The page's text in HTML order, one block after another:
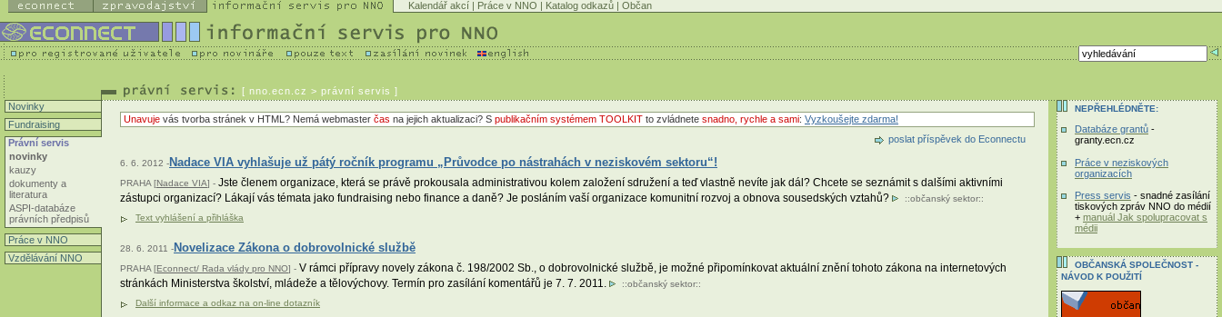
Kalendář akcí | Práce v NNO | Katalog odkazů | Občan
[ nno.ecn.cz > právní servis ]
Novinky
Fundraising
Právní servis
novinky
kauzy
dokumenty a
literatura
ASPI-databáze
právních předpisů
Práce v NNO
Vzdělávání NNO
Unavuje vás tvorba stránek v HTML? Nemá webmaster čas na jejich aktualizaci? S publikačním systémem TOOLKIT to zvládnete snadno, rychle a sami: Vyzkoušejte zdarma!
poslat příspěvek do Econnectu
6. 6. 2012 -Nadace VIA vyhlašuje už pátý ročník programu „Průvodce po nástrahách v neziskovém sektoru“!
PRAHA [Nadace VIA] - Jste členem organizace, která se právě prokousala administrativou kolem založení sdružení a teď vlastně nevíte jak dál? Chcete se seznámit s dalšími aktivními
zástupci organizací? Lákají vás témata jako fundraising nebo finance a daně? Je posláním vaší organizace komunitní rozvoj a obnova sousedských vztahů?
::občanský sektor::
Text vyhlášení a přihláška
28. 6. 2011 -Novelizace Zákona o dobrovolnické službě
PRAHA [Econnect/ Rada vlády pro NNO] - V rámci přípravy novely zákona č. 198/2002 Sb., o dobrovolnické službě, je možné připomínkovat aktuální znění tohoto zákona na internetových
stránkách Ministerstva školství, mládeže a tělovýchovy. Termín pro zasílání komentářů je 7. 7. 2011.
::občanský sektor::
Další informace a odkaz na on-line dotazník
NEPŘEHLÉDNĚTE:
Databáze grantů -
granty.ecn.cz
Práce v neziskových
organizacích
Press servis - snadné zasílání
tiskových zpráv NNO do médií
+ manuál Jak spolupracovat s
médii
OBČANSKÁ SPOLEČNOST -
NÁVOD K POUŽITÍ